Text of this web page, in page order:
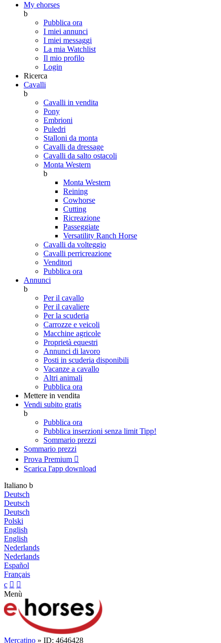
My ehorses
b
Pubblica ora
I miei annunci
I miei messaggi
La mia Watchlist
Il mio profilo
Login
Ricerca
Cavalli
b
Cavalli in vendita
Pony
Embrioni
Puledri
Stalloni da monta
Cavalli da dressage
Cavalli da salto ostacoli
Monta Western
b
Monta Western
Reining
Cowhorse
Cutting
Ricreazione
Passeggiate
Versatility Ranch Horse
Cavalli da volteggio
Cavalli perricreazione
Venditori
Pubblica ora
Annunci
b
Per il cavallo
Per il cavaliere
Per la scuderia
Carrozze e veicoli
Macchine agricole
Proprietà equestri
Annunci di lavoro
Posti in scuderia disponibili
Vacanze a cavallo
Altri animali
Pubblica ora
Mettere in vendita
Vendi subito gratis
b
Pubblica ora
Pubblica inserzioni senza limit Tipp!
Sommario prezzi
Sommario prezzi
Prova Premium 
Scarica l'app download
Italiano b
Deutsch
Deutsch
Deutsch
Polski
English
English
Nederlands
Nederlands
Español
Français
c  
Menù
Mercatino » ID: 4646428